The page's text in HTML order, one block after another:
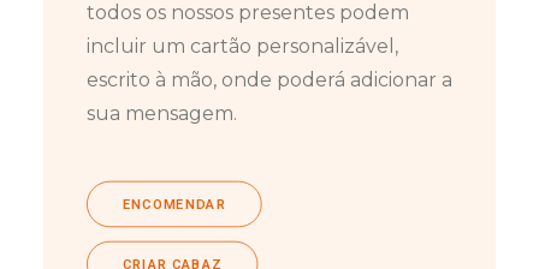
todos os nossos presentes podem
incluir um cartão personalizável,
escrito à mão, onde poderá adicionar a
sua mensagem.
ENCOMENDAR
CRIAR CABAZ